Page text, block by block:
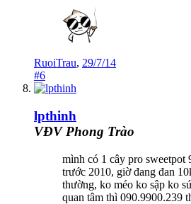
RuoiTrau, 29/7/14
#6
lpthinh
VĐV Phong Trào
mình có 1 cây pro sweetpot
trước 2010, giờ đang đan
thường, ko méo ko sập ko
quan tâm thì 090.9900.239